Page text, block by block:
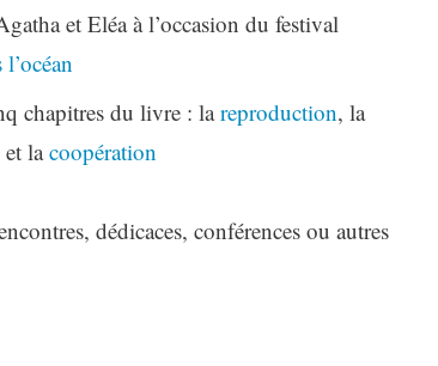
et Eléa à l’occasion du festival
chapitres du livre : lareproduction, la
et lacoopération
dédicaces, conférences ou autres